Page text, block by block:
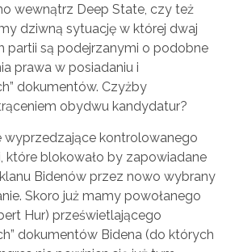
wewnątrz Deep State, czy też
dziwną sytuację w której dwaj
partii są podejrzanymi o podobne
prawa w posiadaniu i
dokumentów. Czyżby
obydwu kandydatur?
wyprzedzające kontrolowanego
które blokowało by zapowiadane
Bidenów przez nowo wybrany
Skoro już mamy powołanego
Hur) prześwietlającego
dokumentów Bidena (do których